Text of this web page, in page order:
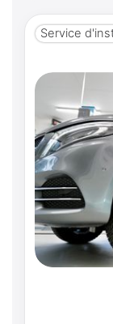
Service